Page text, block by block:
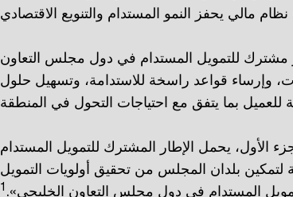
مشترك للتمويل المستدام في دول مجلس التعاون
وإرساء قواعد راسخة للاستدامة، وتسهيل حلول
الأول، يحمل الإطار المشترك للتمويل المستدام
بلدان المجلس من تحقيق أولويات التمويل
المستدام في دول مجلس التعاون الخليجي». 1